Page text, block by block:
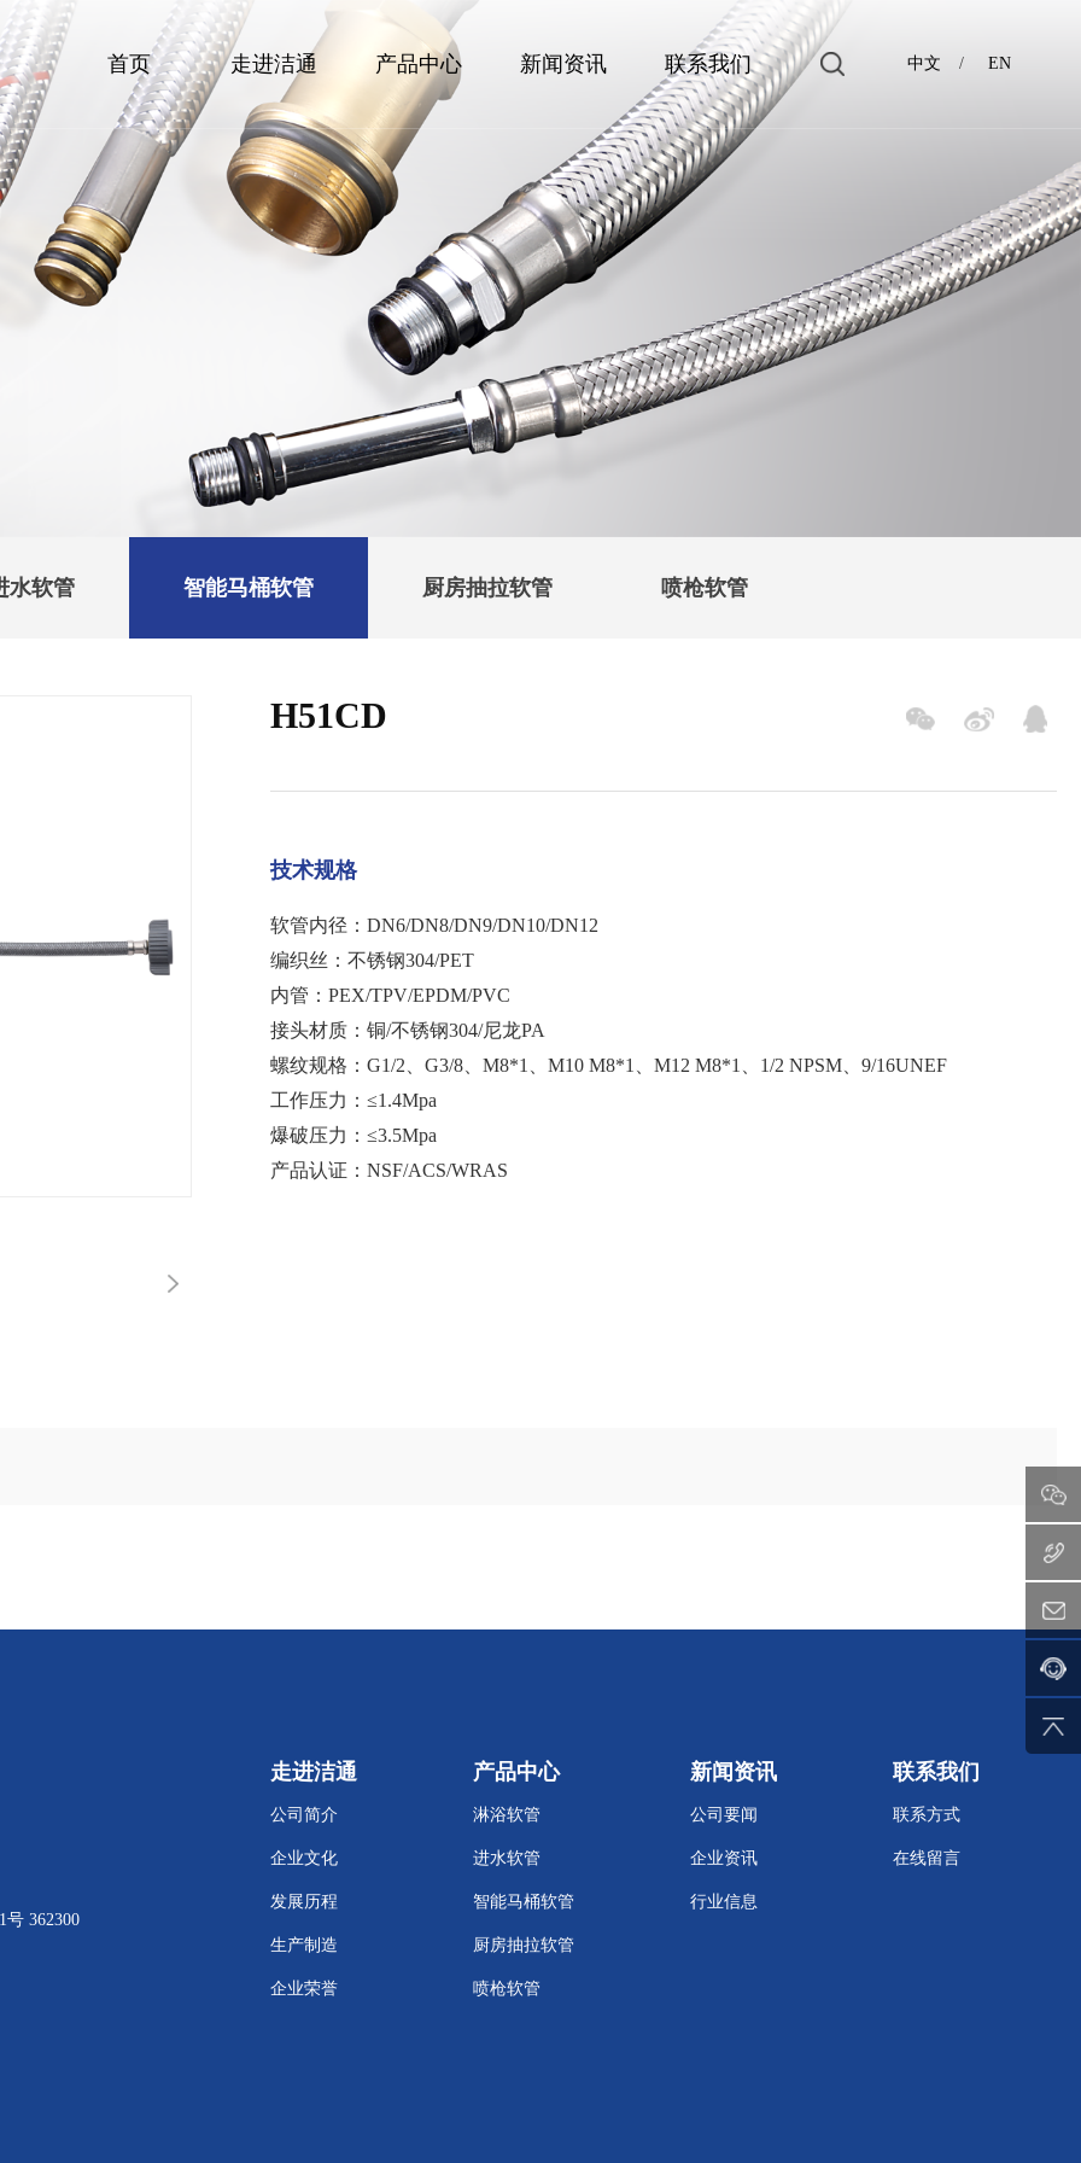
首页 走进洁通 产品中心 新闻资讯 联系我们 中文 / EN
水软管 智能马桶软管 厨房抽拉软管 喷枪软管
H51CD
技术规格
软管内径：DN6/DN8/DN9/DN10/DN12
编织丝：不锈钢304/PET
内管：PEX/TPV/EPDM/PVC
接头材质：铜/不锈钢304/尼龙PA
螺纹规格：G1/2、G3/8、M8*1、M10 M8*1、M12 M8*1、1/2 NPSM、9/16UNEF
工作压力：≤1.4Mpa
爆破压力：≤3.5Mpa
产品认证：NSF/ACS/WRAS
362300
走进洁通
公司简介
企业文化
发展历程
生产制造
企业荣誉
产品中心
淋浴软管
进水软管
智能马桶软管
厨房抽拉软管
喷枪软管
新闻资讯
公司要闻
企业资讯
行业信息
联系我们
联系方式
在线留言